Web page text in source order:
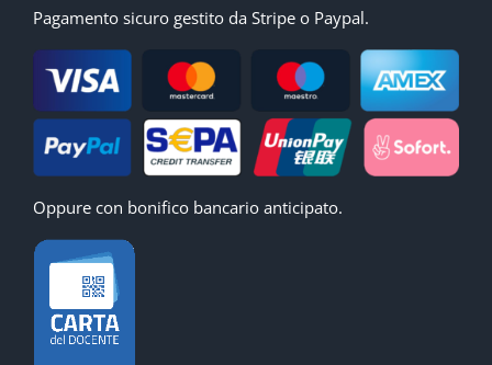
Pagamento sicuro gestito da Stripe o Paypal.
Oppure con bonifico bancario anticipato.